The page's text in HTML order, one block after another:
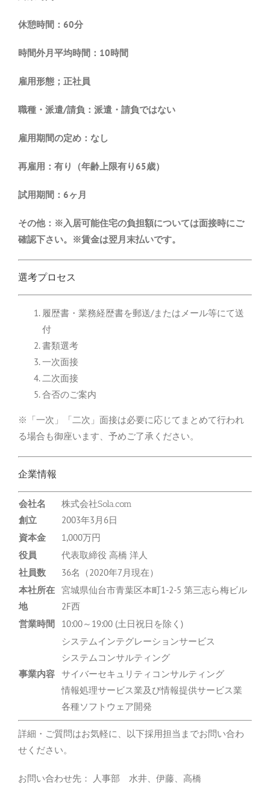
休憩時間：60分
時間外月平均時間：10時間
雇用形態；正社員
職種・派遣/請負：派遣・請負ではない
雇用期間の定め：なし
再雇用：有り（年齢上限有り65歳）
試用期間：6ヶ月
その他：※入居可能住宅の負担額については面接時にご
確認下さい。※賃金は翌月末払いです。
選考プロセス
履歴書・業務経歴書を郵送/またはメール等にて送
付
書類選考
一次面接
二次面接
合否のご案内
※「一次」「二次」面接は必要に応じてまとめて行われ
る場合も御座います、予めご了承ください。
企業情報
会社名 株式会社Sola.com
創立
2003年3月6日
資本金
1,000万円
役員
代表取締役 高橋 洋人
社員数
36名（2020年7月現在）
本社所在
地
宮城県仙台市青葉区本町1-2-5 第三志ら梅ビル
2F西
営業時間
10:00～19:00 (土日祝日を除く)
事業内容
システムインテグレーションサービス
システムコンサルティング
サイバーセキュリティコンサルティング
情報処理サービス業及び情報提供サービス業
各種ソフトウェア開発
詳細・ご質問はお気軽に、以下採用担当までお問い合わ
せください。
お問い合わせ先： 人事部 水井、伊藤、高橋